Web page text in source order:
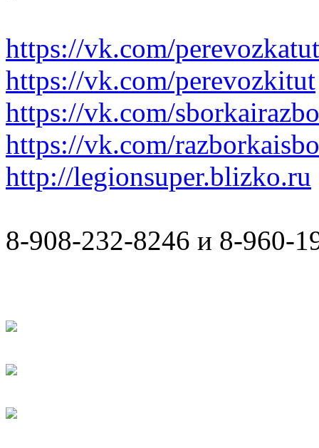
https://vk.com/perevozkatut
https://vk.com/perevozkitut
https://vk.com/
https://vk.com/
http://legionsuper.blizko.ru
8-908-232-8246 и 8-960-